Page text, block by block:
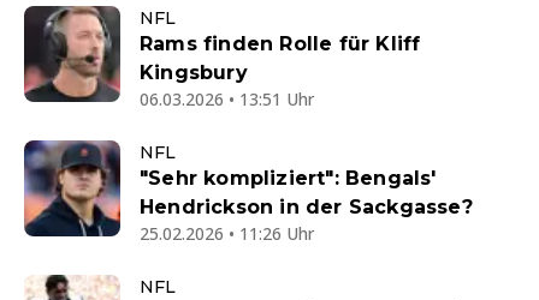
NFL
Rams finden Rolle für Kliff
Kingsbury
06.03.2026 • 13:51 Uhr
NFL
"Sehr kompliziert": Bengals'
Hendrickson in der Sackgasse?
25.02.2026 • 11:26 Uhr
NFL